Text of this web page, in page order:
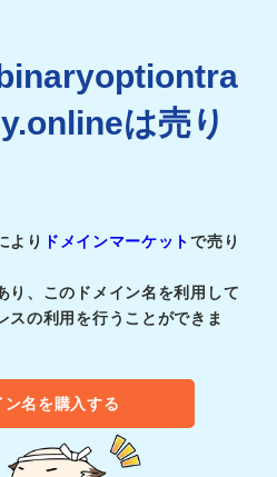
は売り
より ドメインマーケットで売り
り、このドメイン名を利用して
スの利用を行うことができま
ン名を購入する